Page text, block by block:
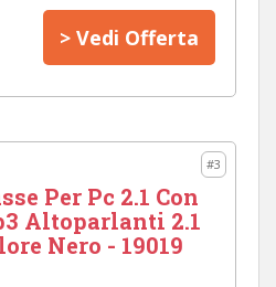
> Vedi Offerta
#3
Per Pc 2.1 Con
Altoparlanti 2.1
Nero - 19019